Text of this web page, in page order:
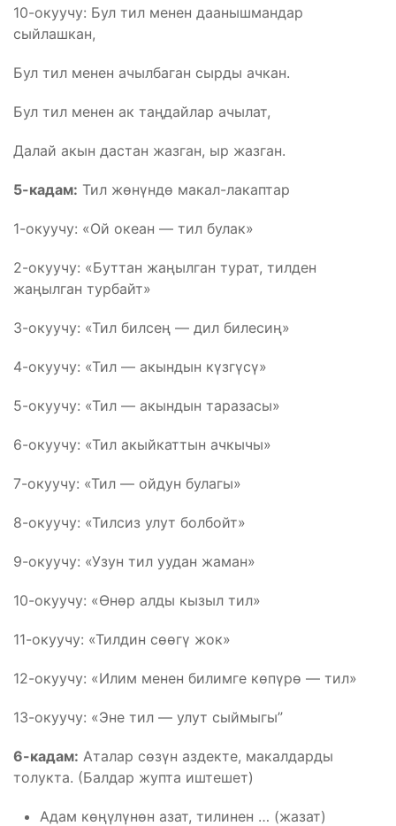
10-окуучу: Бул тил менен даанышмандар
сыйлашкан,
Бул тил менен ачылбаган сырды ачкан.
Бул тил менен ак таңдайлар ачылат,
Далай акын дастан жазган, ыр жазган.
5-кадам: Тил жөнүндө макал-лакаптар
1-окуучу: «Ой океан — тил булак»
2-окуучу: «Буттан жаңылган турат, тилден
жаңылган турбайт»
3-окуучу: «Тил билсең — дил билесиң»
4-окуучу: «Тил — акындын күзгүсү»
5-окуучу: «Тил — акындын таразасы»
6-окуучу: «Тил акыйкаттын ачкычы»
7-окуучу: «Тил — ойдун булагы»
8-окуучу: «Тилсиз улут болбойт»
9-окуучу: «Узун тил уудан жаман»
10-окуучу: «Өнөр алды кызыл тил»
11-окуучу: «Тилдин сөөгү жок»
12-окуучу: «Илим менен билимге көпүрө — тил»
13-окуучу: «Эне тил — улут сыймыгы”
6-кадам: Аталар сөзүн аздекте, макалдарды
толукта. (Балдар жупта иштешет)
Адам көңүлүнөн азат, тилинен … (жазат)